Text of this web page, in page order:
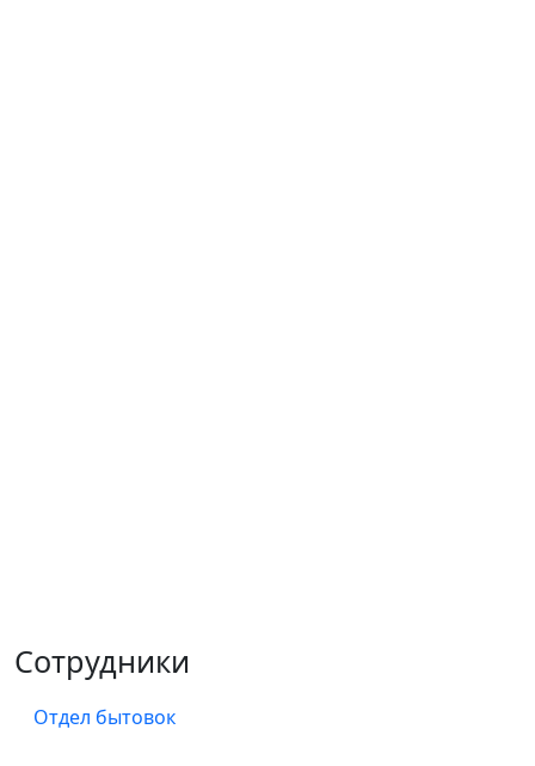
Сотрудники
Отдел бытовок